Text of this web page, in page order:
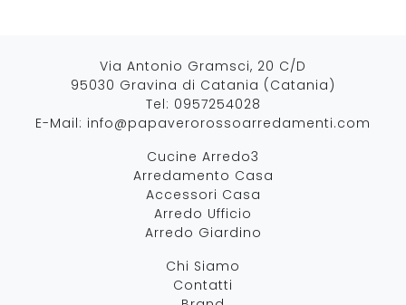
Via Antonio Gramsci, 20 C/D
95030 Gravina di Catania (Catania)
Tel: 0957254028
E-Mail: info@papaverorossoarredamenti.com
Cucine Arredo3
Arredamento Casa
Accessori Casa
Arredo Ufficio
Arredo Giardino
Chi Siamo
Contatti